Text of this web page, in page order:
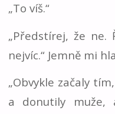
„To víš.“
„Předstírej, že ne.
nejvíc.“ Jemně mi
„Obvykle začaly
a donutily